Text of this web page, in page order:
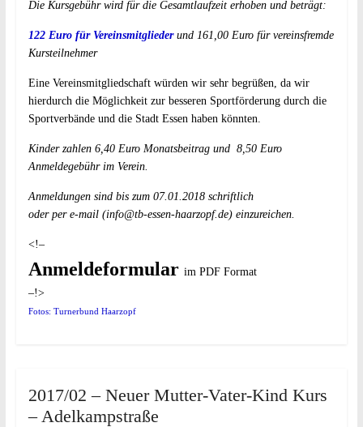
Die Kursgebühr wird für die Gesamtlaufzeit erhoben und beträgt:
122 Euro für Vereinsmitgliederund 161,00 Euro für vereinsfremde
Kursteilnehmer
Eine Vereinsmitgliedschaft würden wir sehr begrüßen, da wir
hierdurch die Möglichkeit zur besseren Sportförderung durch die
Sportverbände und die Stadt Essen haben könnten.
Kinder zahlen 6,40 Euro Monatsbeitrag und 8,50 Euro
Anmeldegebühr im Verein.
Anmeldungen sind bis zum 07.01.2018 schriftlich
oder per e-mail (info@tb-essen-haarzopf.de) einzureichen.
<!–
Anmeldeformular im PDF Format
–!>
Fotos: Turnerbund Haarzopf
2017/02 – Neuer Mutter-Vater-Kind Kurs
– Adelkampstraße